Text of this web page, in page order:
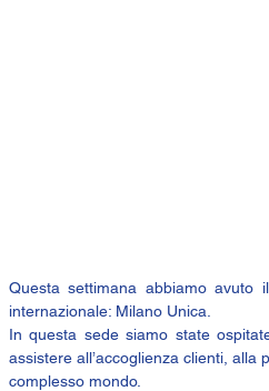
Questa settimana abbiamo
internazionale: Milano Unica.
In questa sede siamo state
assistere all’accoglienza clienti,
complesso mondo.